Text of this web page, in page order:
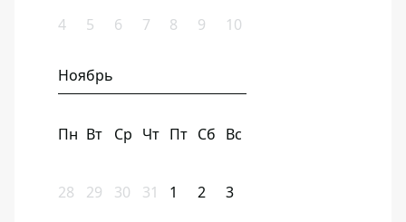
4 5 6 7 8 9 10
Ноябрь
Пн Вт Ср Чт Пт Сб Вс
28 29 30 31 1 2 3